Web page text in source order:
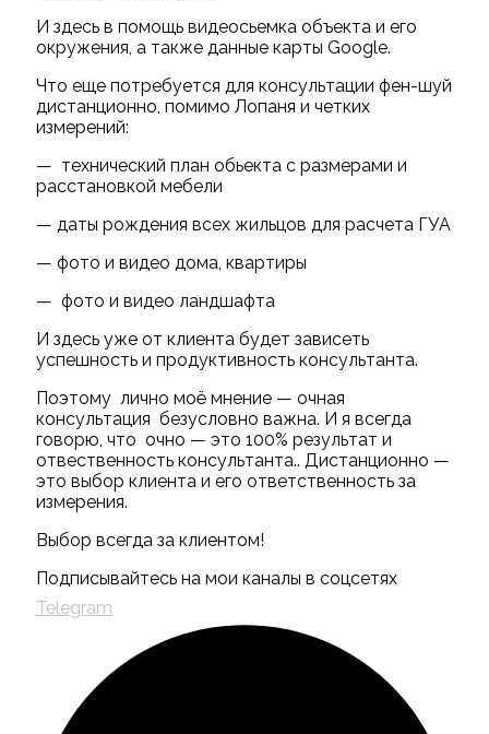
И здесь в помощь видеосьемка объекта и его
окружения, а также данные карты Google.
Что еще потребуется для консультации фен-шуй
дистанционно, помимо Лопаня и четких
измерений:
— технический план обьекта с размерами и
расстановкой мебели
— даты рождения всех жильцов для расчета ГУА
— фото и видео дома, квартиры
— фото и видео ландшафта
И здесь уже от клиента будет зависеть
успешность и продуктивность консультанта.
Поэтому лично моё мнение — очная
консультация безусловно важна. И я всегда
говорю, что очно — это 100% результат и
отвественность консультанта.. Дистанционно —
это выбор клиента и его ответственность за
измерения.
Выбор всегда за клиентом!
Подписывайтесь на мои каналы в соцсетях
Telegram